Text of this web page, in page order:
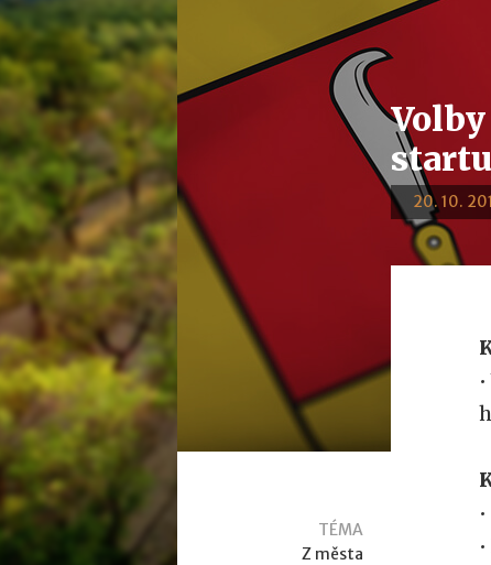
20. 10.
TÉMA
Z města